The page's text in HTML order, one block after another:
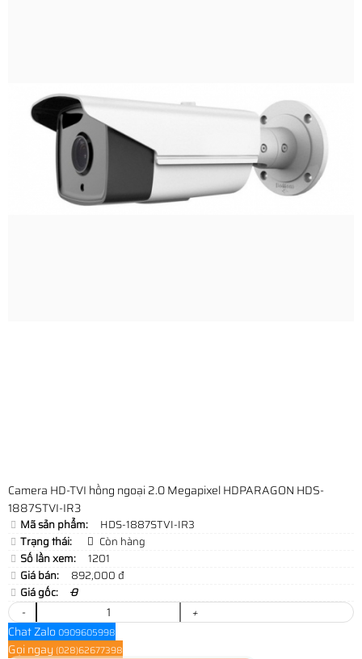
Camera HD-TVI hồng ngoại 2.0 Megapixel HDPARAGON HDS-
1887STVI-IR3
Mã sản phẩm:
HDS-1887STVI-IR3
Trạng thái:
Còn hàng
Số lần xem:
1201
Giá bán:
892,000 đ
Giá gốc:
0
-
+
Chat Zalo 0909605998
Gọi ngay (028)62677398